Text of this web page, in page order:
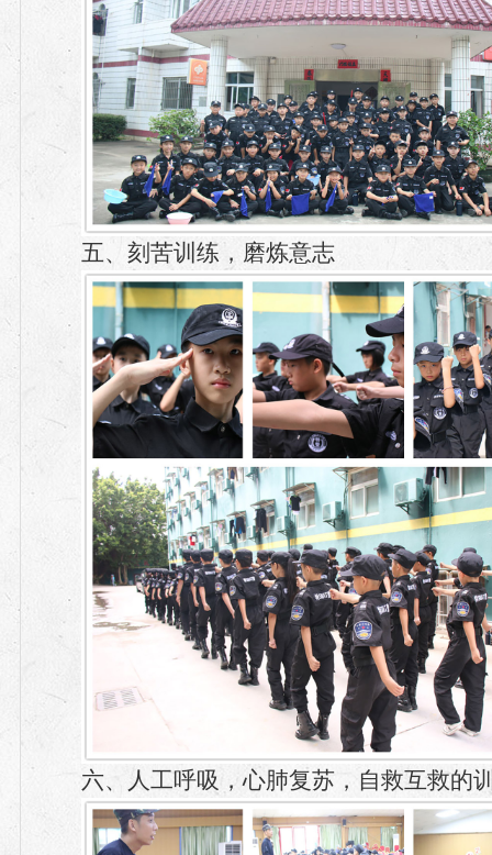
五、刻苦训练，磨炼意志
六、人工呼吸，心肺复苏，自救互救的